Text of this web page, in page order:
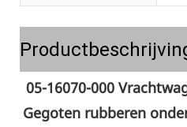
05-16070-000
Gegoten rubberen